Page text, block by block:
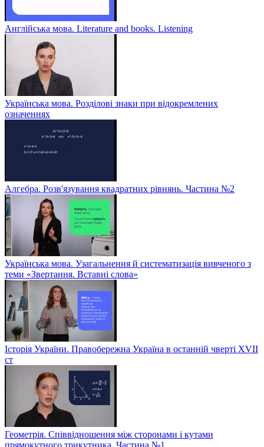
Англійська мова. Literature and books. Listening
Українська мова. Розділові знаки при відокремлених
означеннях
Алгебра. Розв'язування квадратних рівнянь. Частина №2
Українська мова. Узагальнення й систематизація вивченого з
теми «Звертання. Вставні слова»
Історія України. Правобережна Україна в останній чверті XVII
ст
Геометрія. Співвідношення між сторонами і кутами
прямокутного трикутника. Частина №1